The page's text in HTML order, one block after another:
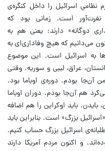
نظامیِ اسرائیل را داخل کنگره‌ی
نفرت‌آور است. زمانی بود که
دوگانه» دارند: یعنی هم به
می‌دانیم که هیچ وفاداری‌ای به
به اسرائیل است. این موضوع
عراق، لیبی و سوریه. وقتی
آن‌جا بودم. دوره‌ی اوباما بود.
هم آن‌جا بودم. دوران اوباما
باید اوکراین را هم اضافه
بزرگ» است. بنابراین باید
اسرائیل بزرگ حساب کنیم.
و اکنون مردم آمریکا دارند